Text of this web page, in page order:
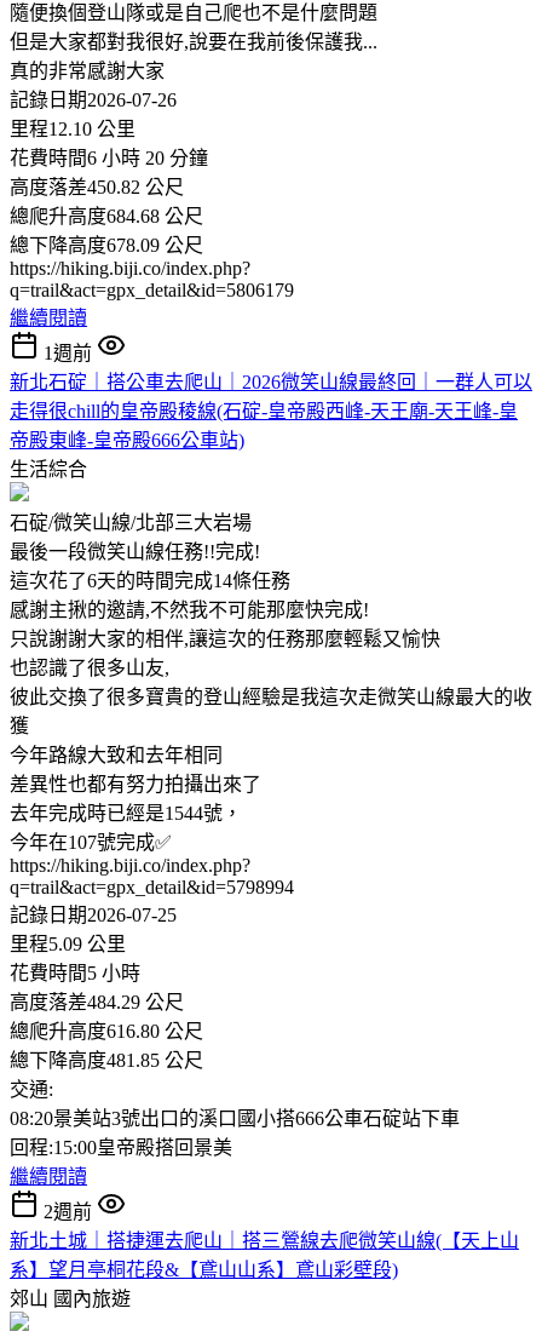
隨便換個登山隊或是自己爬也不是什麼問題
但是大家都對我很好,說要在我前後保護我...
真的非常感謝大家
記錄日期2026-07-26
里程12.10 公里
花費時間6 小時 20 分鐘
高度落差450.82 公尺
總爬升高度684.68 公尺
總下降高度678.09 公尺
https://hiking.biji.co/index.php?
q=trail&act=gpx_detail&id=5806179
繼續閱讀
1週前
新北石碇｜搭公車去爬山｜2026微笑山線最終回｜一群人可以
走得很chill的皇帝殿稜線(石碇-皇帝殿西峰-天王廟-天王峰-皇
帝殿東峰-皇帝殿666公車站)
生活綜合
石碇/微笑山線/北部三大岩場
最後一段微笑山線任務!!完成!
這次花了6天的時間完成14條任務
感謝主揪的邀請,不然我不可能那麼快完成!
只說謝謝大家的相伴,讓這次的任務那麼輕鬆又愉快
也認識了很多山友,
彼此交換了很多寶貴的登山經驗是我這次走微笑山線最大的收
獲
今年路線大致和去年相同
差異性也都有努力拍攝出來了
去年完成時已經是1544號，
今年在107號完成✅
https://hiking.biji.co/index.php?
q=trail&act=gpx_detail&id=5798994
記錄日期2026-07-25
里程5.09 公里
花費時間5 小時
高度落差484.29 公尺
總爬升高度616.80 公尺
總下降高度481.85 公尺
交通:
08:20景美站3號出口的溪口國小搭666公車石碇站下車
回程:15:00皇帝殿搭回景美
繼續閱讀
2週前
新北土城｜搭捷運去爬山｜搭三鶯線去爬微笑山線(【天上山
系】望月亭桐花段&【鳶山山系】鳶山彩壁段)
郊山 國內旅遊